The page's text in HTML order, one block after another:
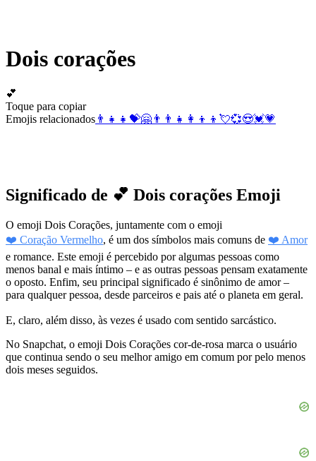
Dois corações
💕
Toque para copiar
Emojis relacionados 👨‍👧‍👧 💝🤗 👨‍👨‍👧 👩‍👦‍👦 💘💞😍💓💗
Significado de 💕 Dois corações Emoji
O emoji Dois Corações, juntamente com o emoji
❤️ Coração Vermelho, é um dos símbolos mais comuns de ❤️ Amor
e romance. Este emoji é percebido por algumas pessoas como
menos banal e mais íntimo – e as outras pessoas pensam exatamente
o oposto. Enfim, seu principal significado é sinônimo de amor –
para qualquer pessoa, desde parceiros e pais até o planeta em geral.
E, claro, além disso, às vezes é usado com sentido sarcástico.
No Snapchat, o emoji Dois Corações cor-de-rosa marca o usuário
que continua sendo o seu melhor amigo em comum por pelo menos
dois meses seguidos.